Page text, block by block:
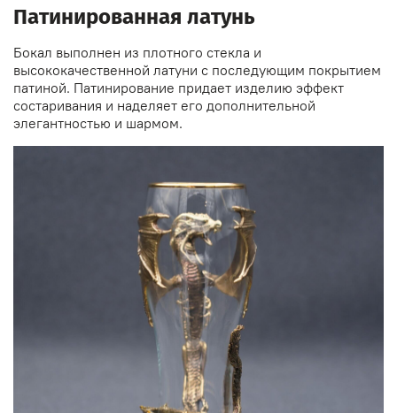
Патинированная латунь
Бокал выполнен из плотного стекла и
высококачественной латуни с последующим покрытием
патиной. Патинирование придает изделию эффект
состаривания и наделяет его дополнительной
элегантностью и шармом.